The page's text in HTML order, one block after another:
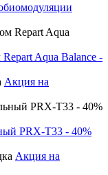
Aqua Balance -
Акция на
PRX-T33 - 40%
Акция на